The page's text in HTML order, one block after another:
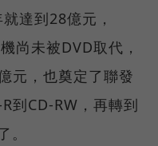
達到28億元，
尚未被DVD取代，
元，也奠定了聯發
到CD-RW，再轉到